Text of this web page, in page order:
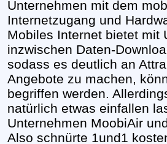
Unternehmen mit dem
Internetzugang und
Mobiles Internet bietet mit
inzwischen Daten-
sodass es deutlich an
Angebote zu machen,
begriffen werden.
natürlich etwas einfallen
Unternehmen MoobiAir
Also schnürte 1und1